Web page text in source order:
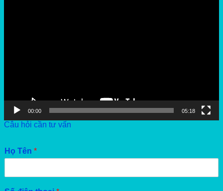
00:00 05:18
Câu hỏi cần tư vấn
Họ Tên *